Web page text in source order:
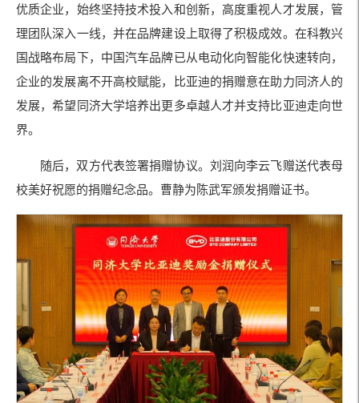
优质企业，始终坚持技术投入和创新，高度重视人才发展，管
理团队深入一线，并在品牌建设上取得了积极成效。在科教兴
国战略布局下，中国汽车品牌已从电动化向智能化快速转向，
企业的发展离不开高校赋能，比亚迪的捐赠意在助力同济人的
发展，希望同济大学培养出更多卓越人才并支持比亚迪走向世
界。
随后，双方代表签署捐赠协议。刘润向李云飞赠送代表母
校美好祝愿的捐赠纪念品。曹静为陈武军颁发捐赠证书。